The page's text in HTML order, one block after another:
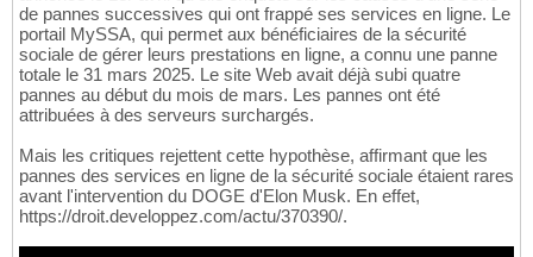
de pannes successives qui ont frappé ses services en ligne. Le
portail MySSA, qui permet aux bénéficiaires de la sécurité
sociale de gérer leurs prestations en ligne, a connu une panne
totale le 31 mars 2025. Le site Web avait déjà subi quatre
pannes au début du mois de mars. Les pannes ont été
attribuées à des serveurs surchargés.
Mais les critiques rejettent cette hypothèse, affirmant que les
pannes des services en ligne de la sécurité sociale étaient rares
avant l'intervention du DOGE d'Elon Musk. En effet,
https://droit.developpez.com/actu/370390/.